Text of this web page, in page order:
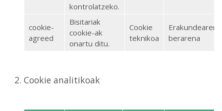
kontrolatzeko.
cookie-
agreed
Bisitariak
cookie-ak
onartu ditu.
Cookie
teknikoa
Erakundearena
berarena
Cookie analitikoak